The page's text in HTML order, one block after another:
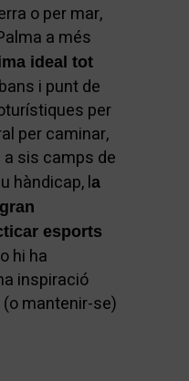
o per mar,
a més
ideal tot
i punt de
per
per caminar,
sis camps de
hàndicap, la
esports
hi ha
inspiració
mantenir-se)